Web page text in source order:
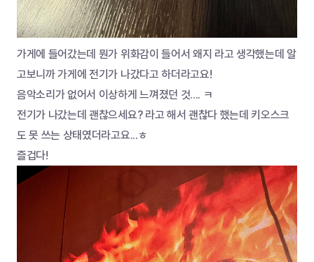
가게에 들어갔는데 뭔가 위화감이 들어서 왜지 라고 생각했는데 알
고보니까 가게에 전기가 나갔다고 하더라고요!
음악소리가 없어서 이상하게 느껴졌던 것.... ㅋ
전기가 나갔는데 괜찮으세요? 라고 해서 괜찮다 했는데 키오스크
도 못 쓰는 상태였더라고요...ㅎ
즐겁다!